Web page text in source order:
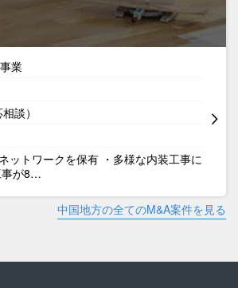
業
談）
ットワークを保有 ・多様な内装工事に
事が8…
中国地方の全てのM&A案件を見る